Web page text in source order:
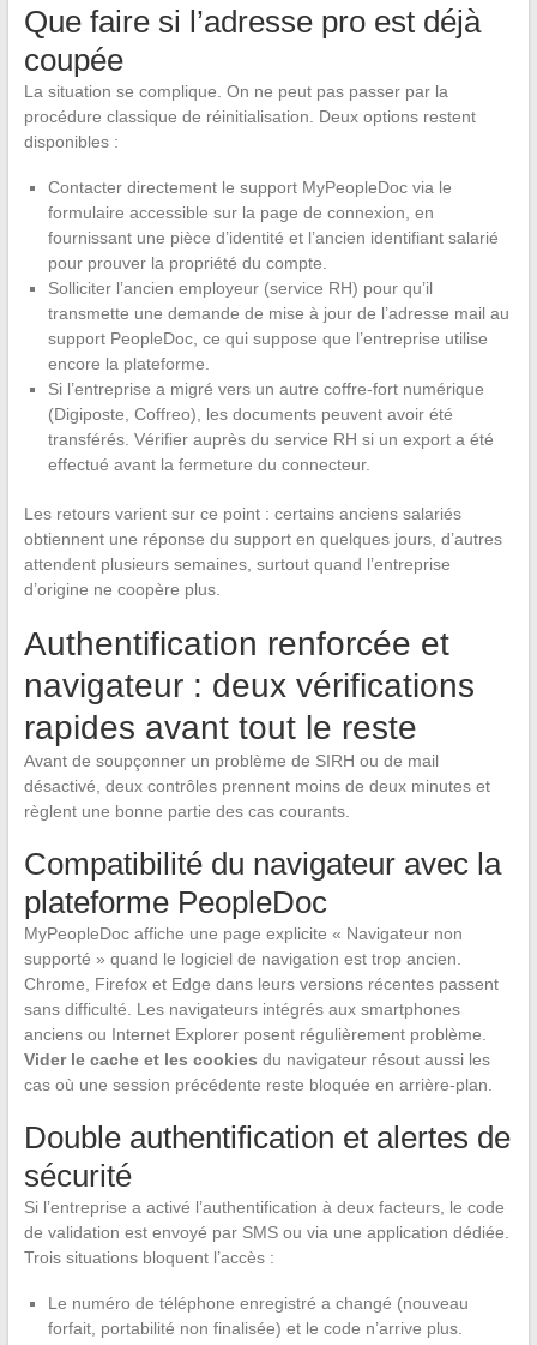
Que faire si l’adresse pro est déjà
coupée
La situation se complique. On ne peut pas passer par la
procédure classique de réinitialisation. Deux options restent
disponibles :
Contacter directement le support MyPeopleDoc via le
formulaire accessible sur la page de connexion, en
fournissant une pièce d’identité et l’ancien identifiant salarié
pour prouver la propriété du compte.
Solliciter l’ancien employeur (service RH) pour qu’il
transmette une demande de mise à jour de l’adresse mail au
support PeopleDoc, ce qui suppose que l’entreprise utilise
encore la plateforme.
Si l’entreprise a migré vers un autre coffre-fort numérique
(Digiposte, Coffreo), les documents peuvent avoir été
transférés. Vérifier auprès du service RH si un export a été
effectué avant la fermeture du connecteur.
Les retours varient sur ce point : certains anciens salariés
obtiennent une réponse du support en quelques jours, d’autres
attendent plusieurs semaines, surtout quand l’entreprise
d’origine ne coopère plus.
Authentification renforcée et
navigateur : deux vérifications
rapides avant tout le reste
Avant de soupçonner un problème de SIRH ou de mail
désactivé, deux contrôles prennent moins de deux minutes et
règlent une bonne partie des cas courants.
Compatibilité du navigateur avec la
plateforme PeopleDoc
MyPeopleDoc affiche une page explicite « Navigateur non
supporté » quand le logiciel de navigation est trop ancien.
Chrome, Firefox et Edge dans leurs versions récentes passent
sans difficulté. Les navigateurs intégrés aux smartphones
anciens ou Internet Explorer posent régulièrement problème.
Vider le cache et les cookies du navigateur résout aussi les
cas où une session précédente reste bloquée en arrière-plan.
Double authentification et alertes de
sécurité
Si l’entreprise a activé l’authentification à deux facteurs, le code
de validation est envoyé par SMS ou via une application dédiée.
Trois situations bloquent l’accès :
Le numéro de téléphone enregistré a changé (nouveau
forfait, portabilité non finalisée) et le code n’arrive plus.